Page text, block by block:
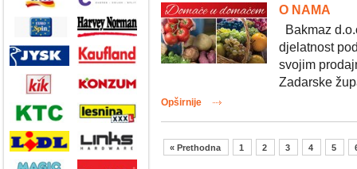
O NAMA
Bakmaz
djelatnost
svojim
Zadarske
Opširnije
« Prethodna 1 2 3 4 5